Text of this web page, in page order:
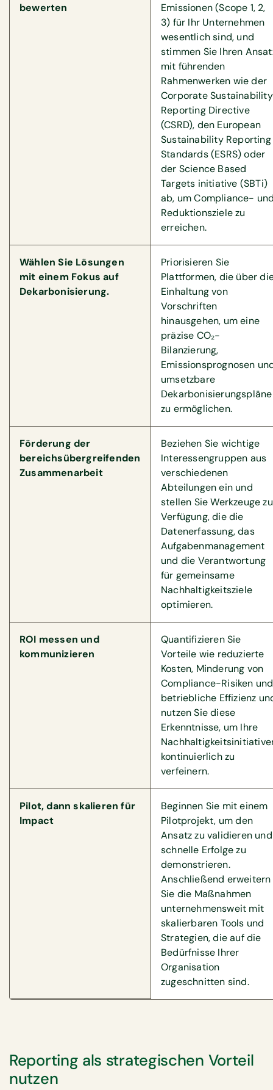
bewerten
Emissionen (Scope 1, 2,
3) für Ihr Unternehmen
wesentlich sind, und
stimmen Sie Ihren
mit führenden
Rahmenwerken wie der
Corporate Sustainability
Reporting Directive
(CSRD), den European
Sustainability Reporting
Standards (ESRS) oder
der Science Based
Targets initiative (SBTi)
ab, um Compliance-
Reduktionsziele zu
erreichen.
Wählen Sie Lösungen
mit einem Fokus auf
Dekarbonisierung.
Priorisieren Sie
Plattformen, die über
Einhaltung von
Vorschriften
hinausgehen, um eine
präzise CO₂-
Bilanzierung,
Emissionsprognosen
umsetzbare
Dekarbonisierungspläne
zu ermöglichen.
Förderung der
bereichsübergreifenden
Zusammenarbeit
Beziehen Sie wichtige
Interessengruppen aus
verschiedenen
Abteilungen ein und
stellen Sie Werkzeuge
Verfügung, die die
Datenerfassung, das
Aufgabenmanagement
und die Verantwortung
für gemeinsame
Nachhaltigkeitsziele
optimieren.
ROI messen und
kommunizieren
Quantifizieren Sie
Vorteile wie reduzierte
Kosten, Minderung von
Compliance-Risiken und
betriebliche Effizienz
nutzen Sie diese
Erkenntnisse, um Ihre
kontinuierlich zu
verfeinern.
Pilot, dann skalieren für
Impact
Beginnen Sie mit einem
Pilotprojekt, um den
Ansatz zu validieren und
schnelle Erfolge zu
demonstrieren.
Anschließend erweitern
Sie die Maßnahmen
unternehmensweit mit
skalierbaren Tools und
Strategien, die auf die
Bedürfnisse Ihrer
Organisation
zugeschnitten sind.
Reporting als strategischen Vorteil
nutzen